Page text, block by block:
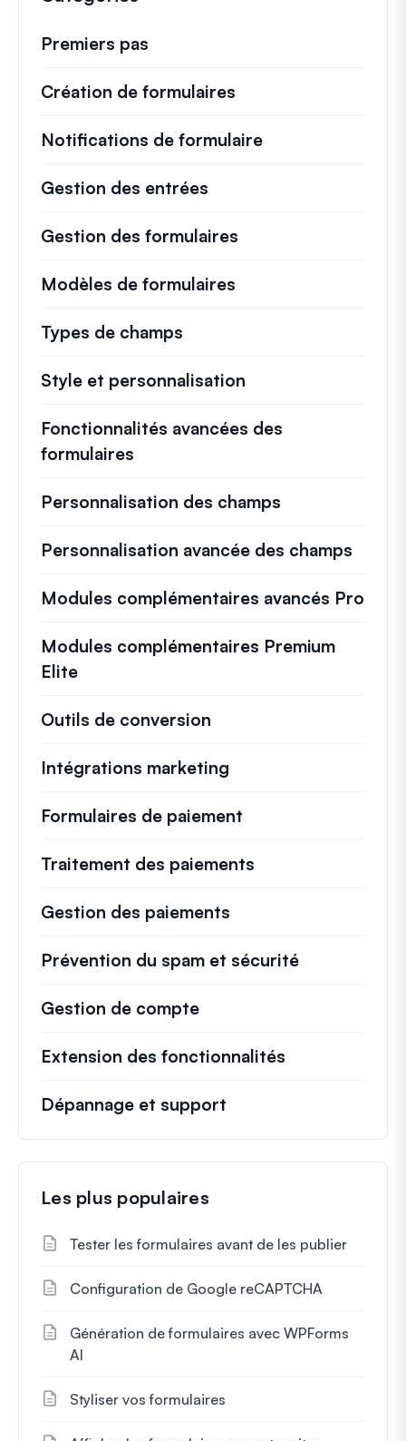
Premiers pas
Création de formulaires
Notifications de formulaire
Gestion des entrées
Gestion des formulaires
Modèles de formulaires
Types de champs
Style et personnalisation
Fonctionnalités avancées des
formulaires
Personnalisation des champs
Personnalisation avancée des champs
Modules complémentaires avancés Pro
Modules complémentaires Premium
Elite
Outils de conversion
Intégrations marketing
Formulaires de paiement
Traitement des paiements
Gestion des paiements
Prévention du spam et sécurité
Gestion de compte
Extension des fonctionnalités
Dépannage et support
Les plus populaires
Tester les formulaires avant de les publier
Configuration de Google reCAPTCHA
Génération de formulaires avec WPForms
AI
Styliser vos formulaires